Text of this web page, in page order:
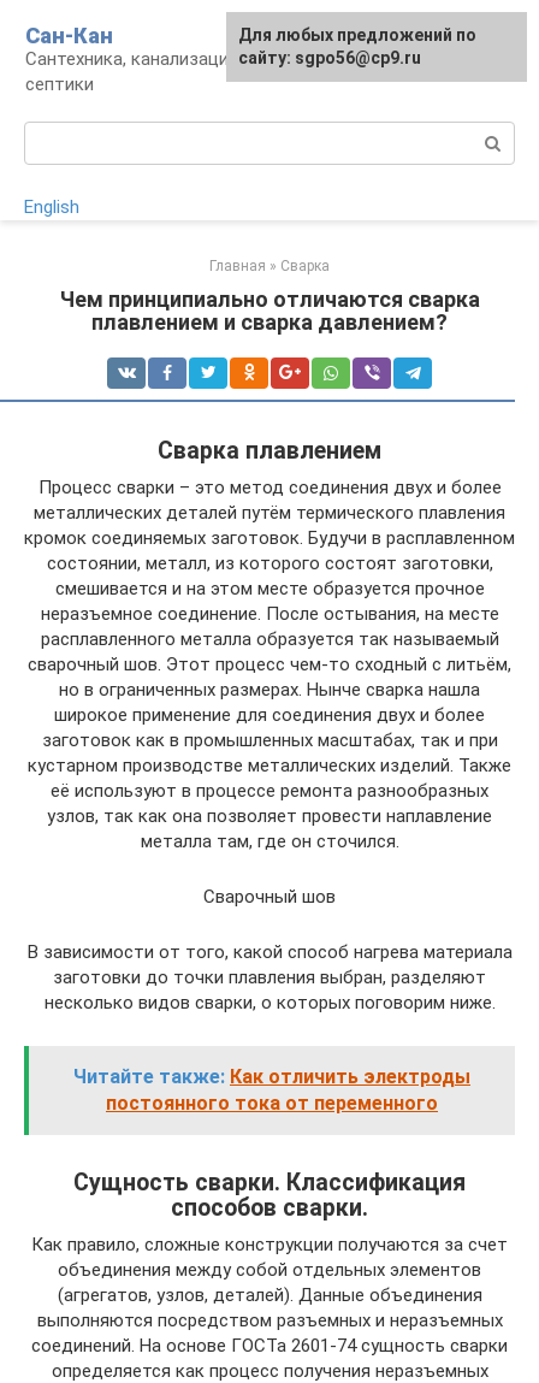
контенту
Сан-Кан
Сантехника, канализация, водопровод,
септики
English
Главная » Сварка
Чем принципиально отличаются сварка
плавлением и сварка давлением?
Сварка плавлением
Процесс сварки – это метод соединения двух и более
металлических деталей путём термического плавления
кромок соединяемых заготовок. Будучи в расплавленном
состоянии, металл, из которого состоят заготовки,
смешивается и на этом месте образуется прочное
неразъемное соединение. После остывания, на месте
расплавленного металла образуется так называемый
сварочный шов. Этот процесс чем-то сходный с литьём,
но в ограниченных размерах. Нынче сварка нашла
широкое применение для соединения двух и более
заготовок как в промышленных масштабах, так и при
кустарном производстве металлических изделий. Также
её используют в процессе ремонта разнообразных
узлов, так как она позволяет провести наплавление
металла там, где он сточился.
Сварочный шов
В зависимости от того, какой способ нагрева материала
заготовки до точки плавления выбран, разделяют
несколько видов сварки, о которых поговорим ниже.
Читайте также: Как отличить электроды
постоянного тока от переменного
Сущность сварки. Классификация
способов сварки.
Как правило, сложные конструкции получаются за счет
объединения между собой отдельных элементов
(агрегатов, узлов, деталей). Данные объединения
выполняются посредством разъемных и неразъемных
соединений. На основе ГОСТа 2601-74 сущность сварки
определяется как процесс получения неразъемных
Для любых предложений по
сайту: sgpo56@cp9.ru